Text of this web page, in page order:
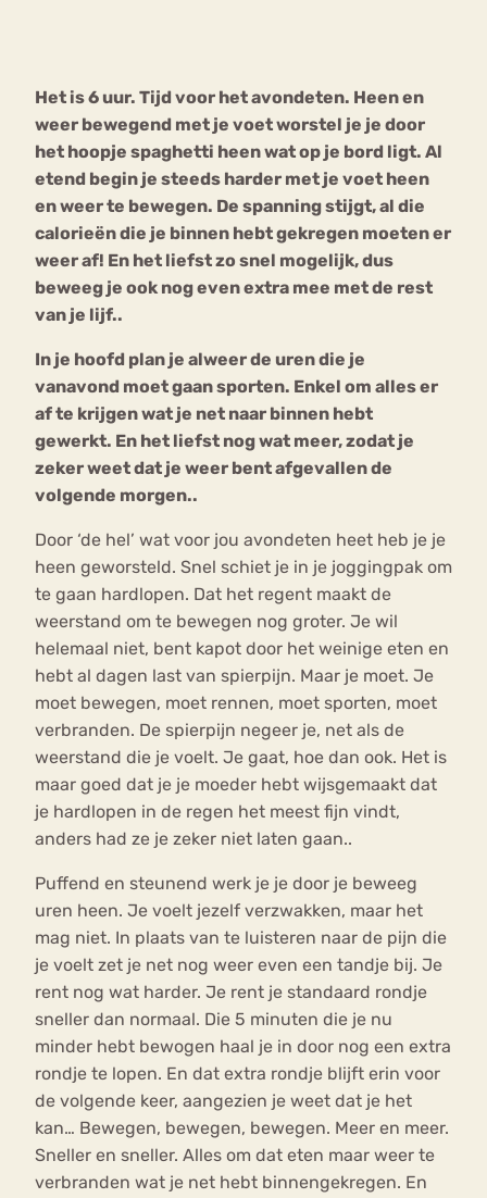
Het is 6 uur. Tijd voor het avondeten. Heen en
weer bewegend met je voet worstel je je door
het hoopje spaghetti heen wat op je bord ligt. Al
etend begin je steeds harder met je voet heen
en weer te bewegen. De spanning stijgt, al die
calorieën die je binnen hebt gekregen moeten er
weer af! En het liefst zo snel mogelijk, dus
beweeg je ook nog even extra mee met de rest
van je lijf..
In je hoofd plan je alweer de uren die je
vanavond moet gaan sporten. Enkel om alles er
af te krijgen wat je net naar binnen hebt
gewerkt. En het liefst nog wat meer, zodat je
zeker weet dat je weer bent afgevallen de
volgende morgen..
Door ‘de hel’ wat voor jou avondeten heet heb je je
heen geworsteld. Snel schiet je in je joggingpak om
te gaan hardlopen. Dat het regent maakt de
weerstand om te bewegen nog groter. Je wil
helemaal niet, bent kapot door het weinige eten en
hebt al dagen last van spierpijn. Maar je moet. Je
moet bewegen, moet rennen, moet sporten, moet
verbranden. De spierpijn negeer je, net als de
weerstand die je voelt. Je gaat, hoe dan ook. Het is
maar goed dat je je moeder hebt wijsgemaakt dat
je hardlopen in de regen het meest fijn vindt,
anders had ze je zeker niet laten gaan..
Puffend en steunend werk je je door je beweeg
uren heen. Je voelt jezelf verzwakken, maar het
mag niet. In plaats van te luisteren naar de pijn die
je voelt zet je net nog weer even een tandje bij. Je
rent nog wat harder. Je rent je standaard rondje
sneller dan normaal. Die 5 minuten die je nu
minder hebt bewogen haal je in door nog een extra
rondje te lopen. En dat extra rondje blijft erin voor
de volgende keer, aangezien je weet dat je het
kan… Bewegen, bewegen, bewegen. Meer en meer.
Sneller en sneller. Alles om dat eten maar weer te
verbranden wat je net hebt binnengekregen. En
Forum
mia
Nerv
osa
Eetstoornis Anorexia Nervosa
Eetbuien Piekeren Sport
Trauma
Orthorexia
Afvallen Angst